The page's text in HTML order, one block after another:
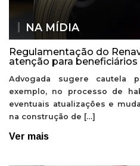
NA MÍDIA
Regulamentação do
atenção para
Advogada sugere cautela
exemplo, no processo de
eventuais atualizações e
na construção de […]
Ver mais